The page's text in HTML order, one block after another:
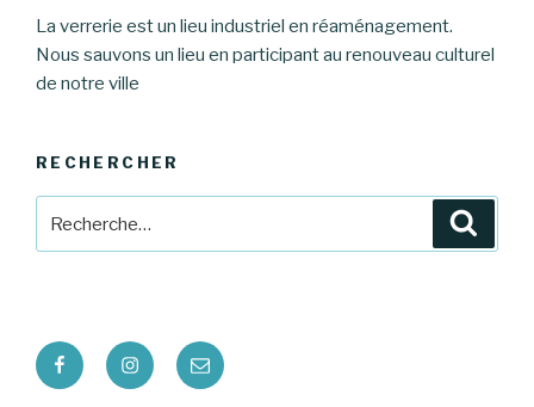
La verrerie est un lieu industriel en réaménagement.
Nous sauvons un lieu en participant au renouveau culturel
de notre ville
RECHERCHER
FacebookInstagram
E-
mail